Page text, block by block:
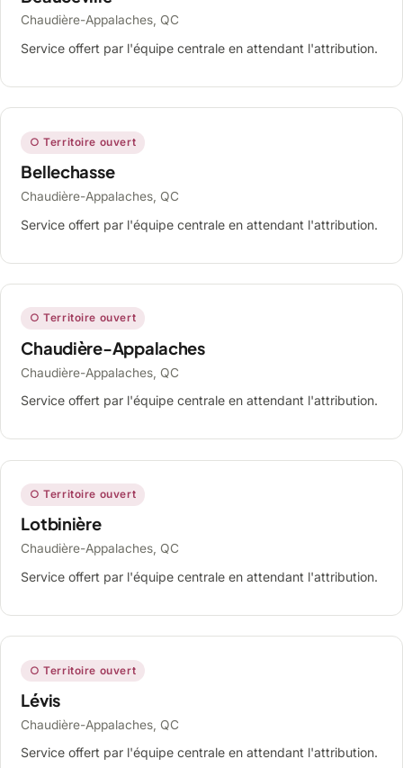
Chaudière-Appalaches, QC
Service offert par l'équipe centrale en attendant l'attribution.
○ Territoire ouvert
Bellechasse
Chaudière-Appalaches, QC
Service offert par l'équipe centrale en attendant l'attribution.
○ Territoire ouvert
Chaudière-Appalaches
Chaudière-Appalaches, QC
Service offert par l'équipe centrale en attendant l'attribution.
○ Territoire ouvert
Lotbinière
Chaudière-Appalaches, QC
Service offert par l'équipe centrale en attendant l'attribution.
○ Territoire ouvert
Lévis
Chaudière-Appalaches, QC
Service offert par l'équipe centrale en attendant l'attribution.